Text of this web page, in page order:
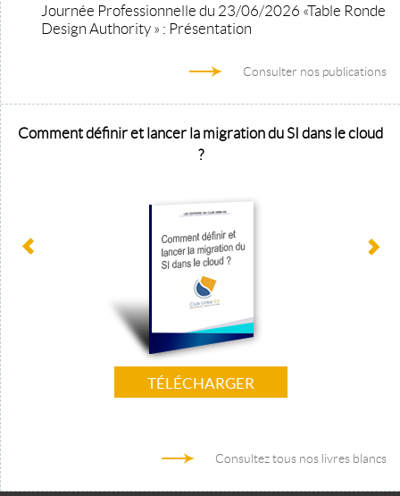
Journée Professionnelle du 23/06/2026 «Table Ronde
Design Authority » : Présentation
Consulter nos publications
Comment définir et lancer la migration du SI dans le cloud
?
TÉLÉCHARGER
Consultez tous nos livres blancs